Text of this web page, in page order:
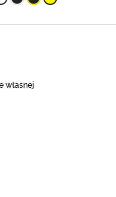
własnej